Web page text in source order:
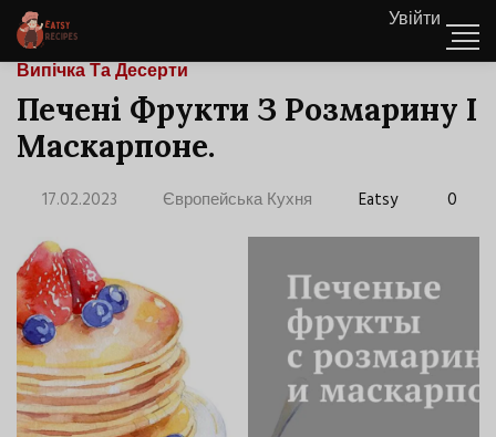
Увійти
Випічка Та Десерти
Печені Фрукти З Розмарину І
Маскарпоне.
17.02.2023 Європейська Кухня Eatsy 0